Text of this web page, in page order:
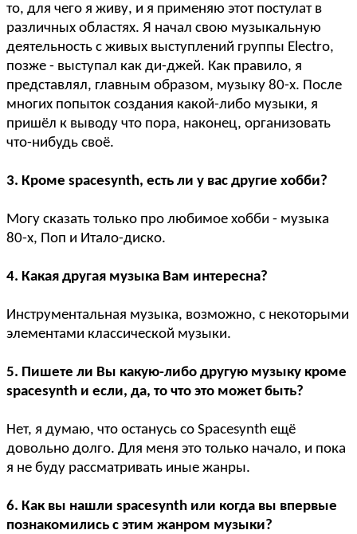
то, для чего я живу, и я применяю этот постулат в
различных областях. Я начал свою музыкальную
деятельность с живых выступлений группы Electro,
позже - выступал как ди-джей. Как правило, я
представлял, главным образом, музыку 80-х. После
многих попыток создания какой-либо музыки, я
пришёл к выводу что пора, наконец, организовать
что-нибудь своё.
3. Кроме spacesynth, есть ли у вас другие хобби?
Могу сказать только про любимое хобби - музыка
80-х, Поп и Итало-диско.
4. Какая другая музыка Вам интересна?
Инструментальная музыка, возможно, с некоторыми
элементами классической музыки.
5. Пишете ли Вы какую-либо другую музыку кроме
spacesynth и если, да, то что это может быть?
Нет, я думаю, что останусь со Spacesynth ещё
довольно долго. Для меня это только начало, и пока
я не буду рассматривать иные жанры.
6. Как вы нашли spacesynth или когда вы впервые
познакомились с этим жанром музыки?